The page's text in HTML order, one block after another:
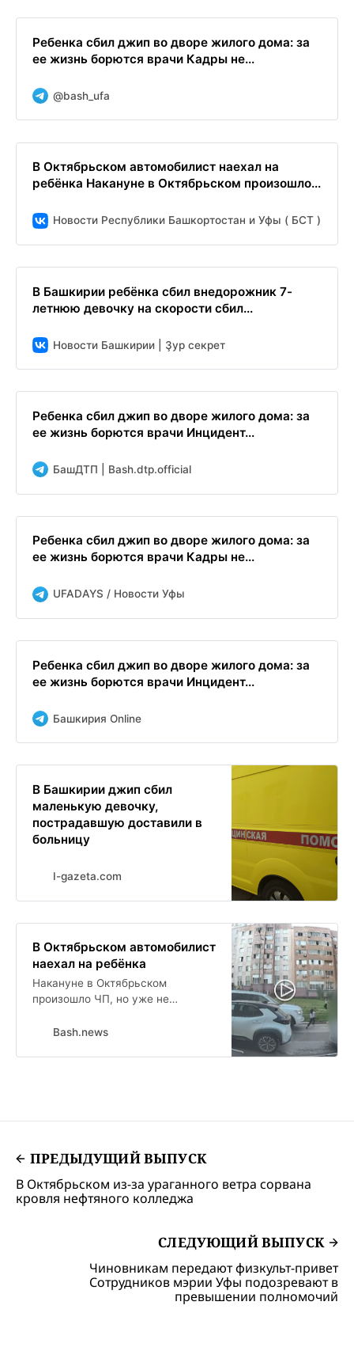
Ребенка сбил джип во дворе жилого дома: за
ее жизнь борются врачи Кадры не...
@bash_ufa
В Октябрьском автомобилист наехал на
ребёнка Накануне в Октябрьском произошло...
Новости Республики Башкортостан и Уфы ( БСТ )
В Башкирии ребёнка сбил внедорожник 7-
летнюю девочку на скорости сбил...
Новости Башкирии | Ҙур секрет
Ребенка сбил джип во дворе жилого дома: за
ее жизнь борются врачи Инцидент...
БашДТП | Bash.dtp.official
Ребенка сбил джип во дворе жилого дома: за
ее жизнь борются врачи Кадры не...
UFADAYS / Новости Уфы
Ребенка сбил джип во дворе жилого дома: за
ее жизнь борются врачи Инцидент...
Башкирия Online
В Башкирии джип сбил
маленькую девочку,
пострадавшую доставили в
больницу
I-gazeta.com
В Октябрьском автомобилист
наехал на ребёнка
Накануне в Октябрьском
произошло ЧП, но уже не
водитель, двигаясь по дворовой
Bash.news
ПРЕДЫДУЩИЙ ВЫПУСК
В Октябрьском из-за ураганного ветра сорвана
кровля нефтяного колледжа
СЛЕДУЮЩИЙ ВЫПУСК
Чиновникам передают физкульт-привет
Сотрудников мэрии Уфы подозревают в
превышении полномочий